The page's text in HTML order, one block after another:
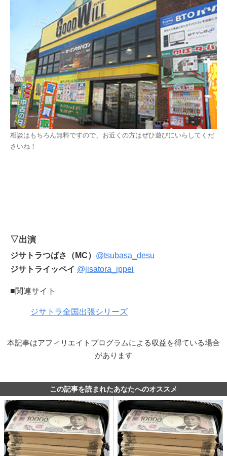
相談はもちろん無料ですので、お近くの方はぜひ遊びにいらしてくだ
さいね！
▽出演
ジサトラつばさ（MC） @tsubasa_desu
ジサトライッペイ @jisatora_ippei
■関連サイト
ジサトラ全国出張シリーズ
本記事はアフィリエイトプログラムによる収益を得ている場合
があります
この記事を読まれたあなたへのオススメ